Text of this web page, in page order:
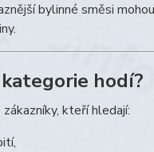
bylinné směsi
hodí?
kteří hledají: